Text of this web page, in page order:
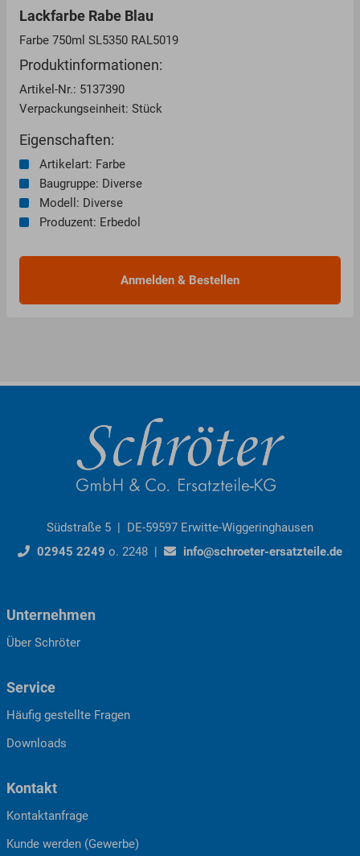
Lackfarbe Rabe Blau
Farbe 750ml SL5350 RAL5019
Produktinformationen:
Artikel-Nr.: 5137390
Verpackungseinheit: Stück
Eigenschaften:
Artikelart: Farbe
Baugruppe: Diverse
Modell: Diverse
Produzent: Erbedol
Südstraße 5 | DE-59597 Erwitte-Wiggeringhausen
02945 2249 o. 2248 | info@schroeter-ersatzteile.de
Unternehmen
Über Schröter
Service
Häufig gestellte Fragen
Downloads
Kontakt
Kontaktanfrage
Kunde werden (Gewerbe)